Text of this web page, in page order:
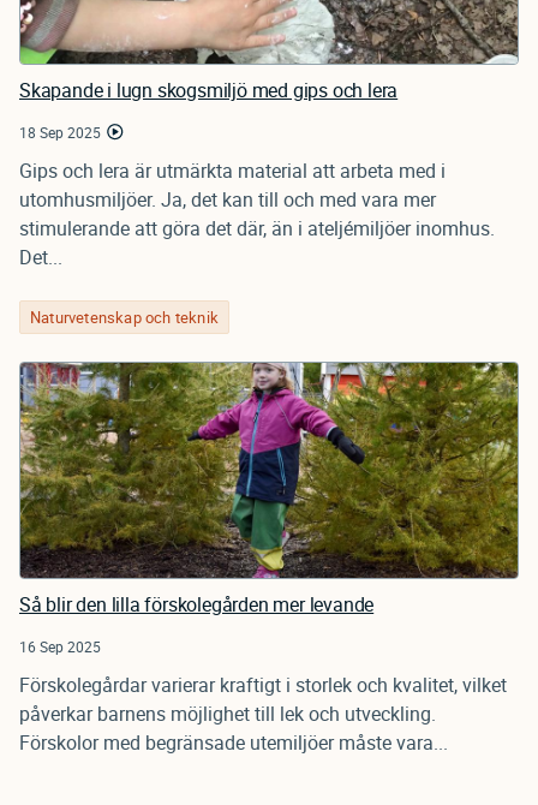
Skapande i lugn skogsmiljö med gips och lera
18 Sep 2025
Gips och lera är utmärkta material att arbeta med i
utomhusmiljöer. Ja, det kan till och med vara mer
stimulerande att göra det där, än i ateljémiljöer inomhus.
Det...
Naturvetenskap och teknik
Så blir den lilla förskolegården mer levande
16 Sep 2025
Förskolegårdar varierar kraftigt i storlek och kvalitet, vilket
påverkar barnens möjlighet till lek och utveckling.
Förskolor med begränsade utemiljöer måste vara...